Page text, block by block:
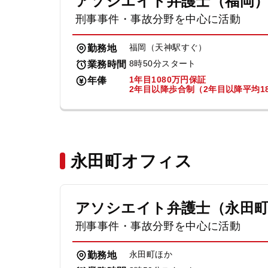
刑事事件・事故分野を中心に活動
勤務地 福岡（天神駅すぐ）
業務時間 8時50分スタート
年俸
1年目1080万円保証
2年目以降歩合制（2年目以降平均
永田町オフィス
アソシエイト弁護士（永田町
刑事事件・事故分野を中心に活動
勤務地 永田町ほか